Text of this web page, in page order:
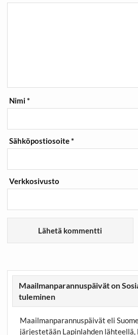
Nimi*
Sähköpostiosoite*
Verkkosivusto
Maailmanparannuspäivät on
tuleminen
Maailmanparannuspäivät eli
järjestetään Lapinlahden lähteellä,